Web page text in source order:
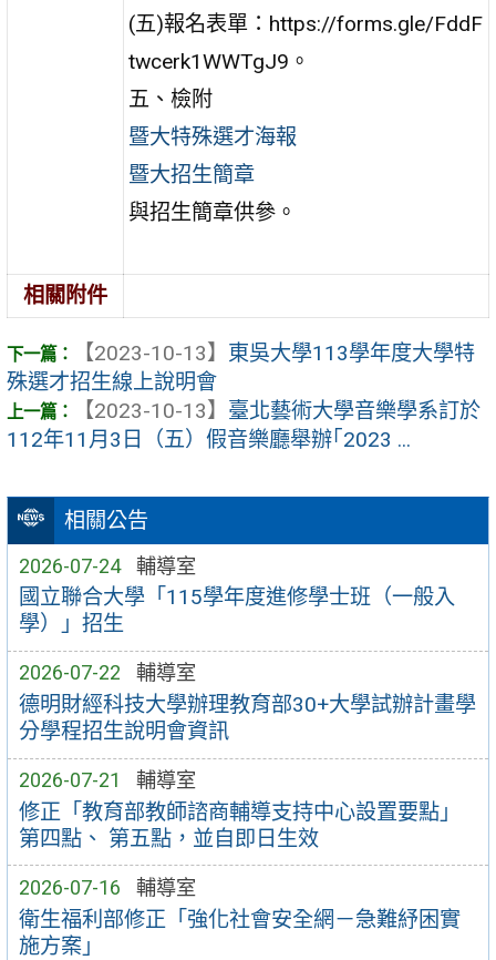
相關公告
2026-07-24 輔導室
國立聯合大學「115學年度進修學士班（一般入
學）」招生
2026-07-22 輔導室
德明財經科技大學辦理教育部30+大學試辦計畫學
分學程招生說明會資訊
2026-07-21 輔導室
修正「教育部教師諮商輔導支持中心設置要點」
第四點、 第五點，並自即日生效
2026-07-16 輔導室
衛生福利部修正「強化社會安全網－急難紓困實
施方案」
(五)報名表單：https://forms.gle/FddF
twcerk1WWTgJ9。
五、檢附
暨大特殊選才海報
暨大招生簡章
與招生簡章供參。
相關附件
【2023-10-13】 東吳大學113學年度大學特
殊選才招生線上說明會
【2023-10-13】 臺北藝術大學音樂學系訂於
112年11月3日（五）假音樂廳舉辦｢2023 ...